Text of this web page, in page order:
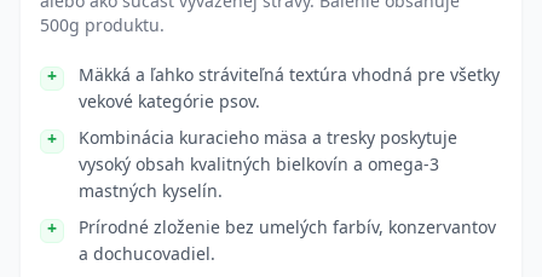
500g produktu.
Mäkká a ľahko stráviteľná textúra vhodná pre všetky
vekové kategórie psov.
Kombinácia kuracieho mäsa a tresky poskytuje
vysoký obsah kvalitných bielkovín a omega-3
mastných kyselín.
Prírodné zloženie bez umelých farbív, konzervantov
a dochucovadiel.